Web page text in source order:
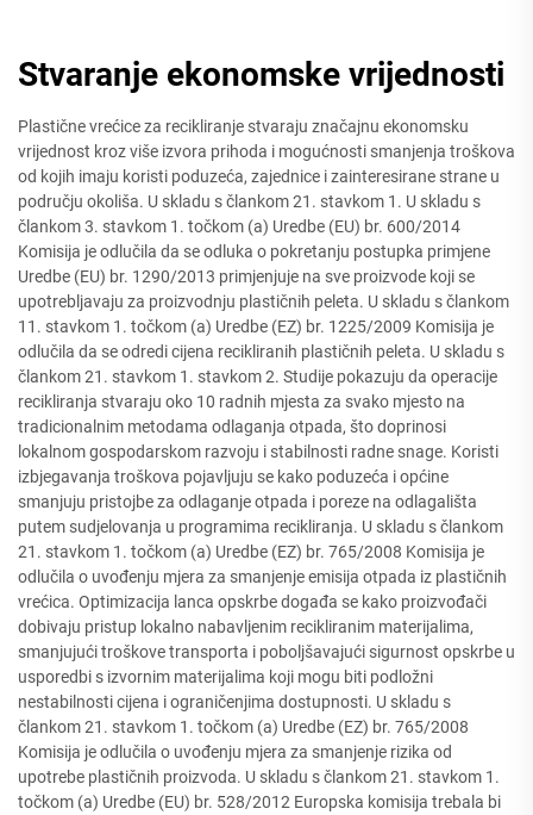
Stvaranje ekonomske vrijednosti
Plastične vrećice za recikliranje stvaraju značajnu ekonomsku
vrijednost kroz više izvora prihoda i mogućnosti smanjenja troškova
od kojih imaju koristi poduzeća, zajednice i zainteresirane strane u
području okoliša. U skladu s člankom 21. stavkom 1. U skladu s
člankom 3. stavkom 1. točkom (a) Uredbe (EU) br. 600/2014
Komisija je odlučila da se odluka o pokretanju postupka primjene
Uredbe (EU) br. 1290/2013 primjenjuje na sve proizvode koji se
upotrebljavaju za proizvodnju plastičnih peleta. U skladu s člankom
11. stavkom 1. točkom (a) Uredbe (EZ) br. 1225/2009 Komisija je
odlučila da se odredi cijena recikliranih plastičnih peleta. U skladu s
člankom 21. stavkom 1. stavkom 2. Studije pokazuju da operacije
recikliranja stvaraju oko 10 radnih mjesta za svako mjesto na
tradicionalnim metodama odlaganja otpada, što doprinosi
lokalnom gospodarskom razvoju i stabilnosti radne snage. Koristi
izbjegavanja troškova pojavljuju se kako poduzeća i općine
smanjuju pristojbe za odlaganje otpada i poreze na odlagališta
putem sudjelovanja u programima recikliranja. U skladu s člankom
21. stavkom 1. točkom (a) Uredbe (EZ) br. 765/2008 Komisija je
odlučila o uvođenju mjera za smanjenje emisija otpada iz plastičnih
vrećica. Optimizacija lanca opskrbe događa se kako proizvođači
dobivaju pristup lokalno nabavljenim recikliranim materijalima,
smanjujući troškove transporta i poboljšavajući sigurnost opskrbe u
usporedbi s izvornim materijalima koji mogu biti podložni
nestabilnosti cijena i ograničenjima dostupnosti. U skladu s
člankom 21. stavkom 1. točkom (a) Uredbe (EZ) br. 765/2008
Komisija je odlučila o uvođenju mjera za smanjenje rizika od
upotrebe plastičnih proizvoda. U skladu s člankom 21. stavkom 1.
točkom (a) Uredbe (EU) br. 528/2012 Europska komisija trebala bi